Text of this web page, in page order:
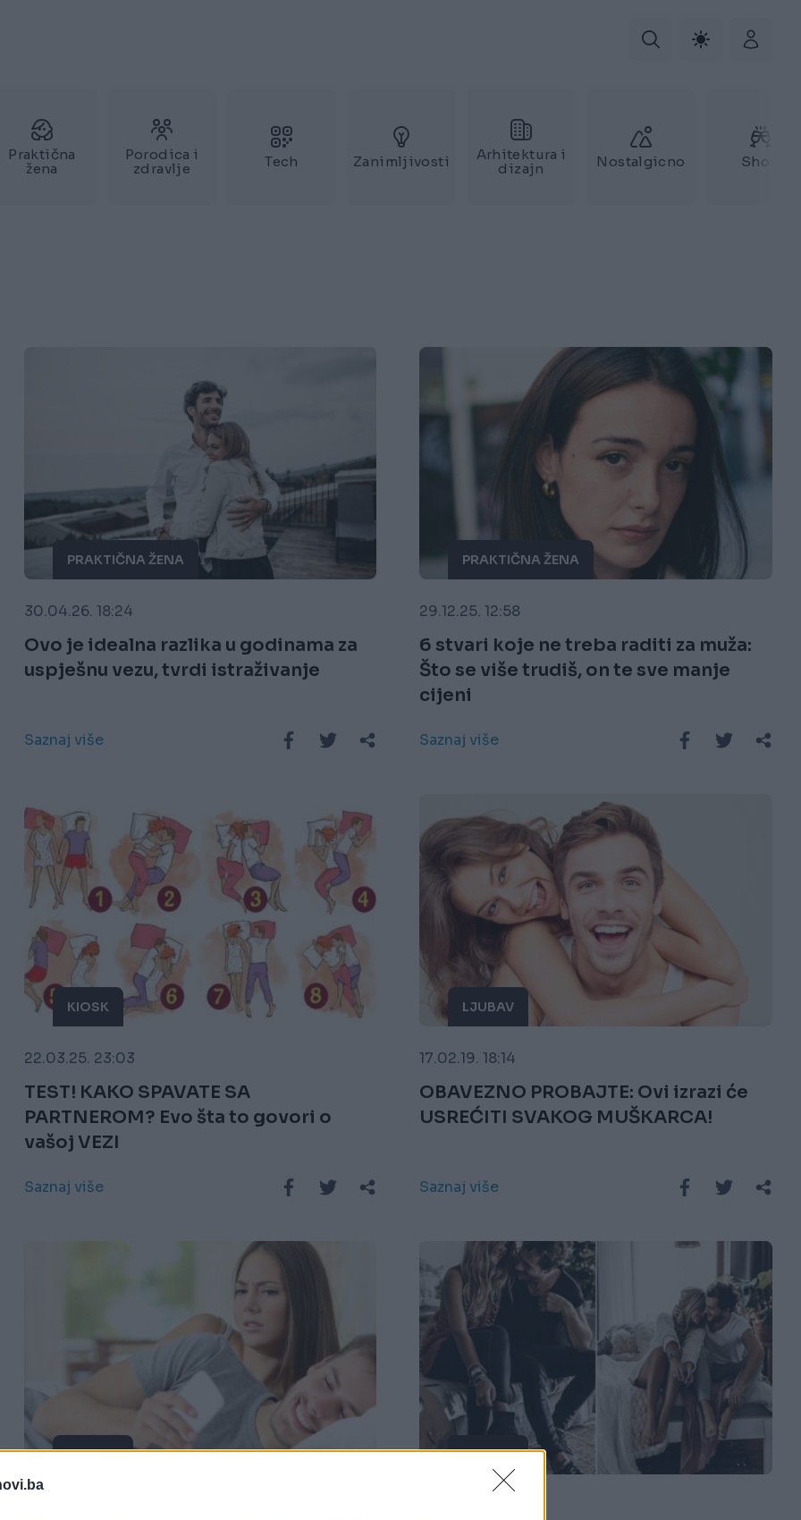
Praktična
žena
Porodica i
zdravlje
Tech Zanimljivosti
Arhitektura i
dizajn
Nostalgicno Show
PRAKTIČNA ŽENA
30.04.26. 18:24
Ovo je idealna razlika u godinama za
uspješnu vezu, tvrdi istraživanje
Saznaj više
PRAKTIČNA ŽENA
29.12.25. 12:58
6 stvari koje ne treba raditi za muža:
Što se više trudiš, on te sve manje
cijeni
Saznaj više
KIOSK
22.03.25. 23:03
TEST! KAKO SPAVATE SA
PARTNEROM? Evo šta to govori o
vašoj VEZI
Saznaj više
LJUBAV
17.02.19. 18:14
OBAVEZNO PROBAJTE: Ovi izrazi će
USREĆITI SVAKOG MUŠKARCA!
Saznaj više
LJUBAV LJUBAV